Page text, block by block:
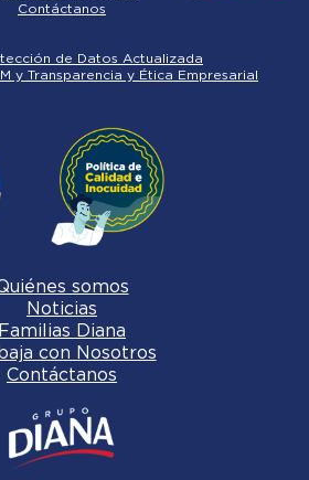
Contáctanos
de Datos Actualizada
y Transparencia y Ética Empresarial
somos
Noticias
Familias Diana
con Nosotros
Contáctanos